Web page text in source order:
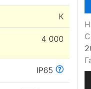
К
4 000
IP65